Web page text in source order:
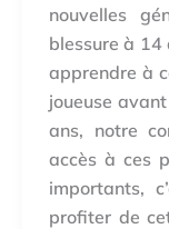
nouvelles
blessure à 14
apprendre à
joueuse
ans, notre
accès à ces
importants,
profiter de